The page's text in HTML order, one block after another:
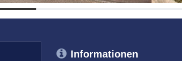
Informationen